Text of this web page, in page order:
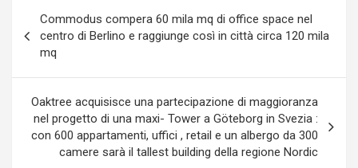
articoli
Commodus compera 60 mila mq di office space nel
centro di Berlino e raggiunge così in città circa 120 mila
mq
Oaktree acquisisce una partecipazione di maggioranza
nel progetto di una maxi- Tower a Göteborg in Svezia :
con 600 appartamenti, uffici , retail e un albergo da 300
camere sarà il tallest building della regione Nordic